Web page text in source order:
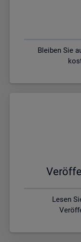
Bleiben Sie
Lesen